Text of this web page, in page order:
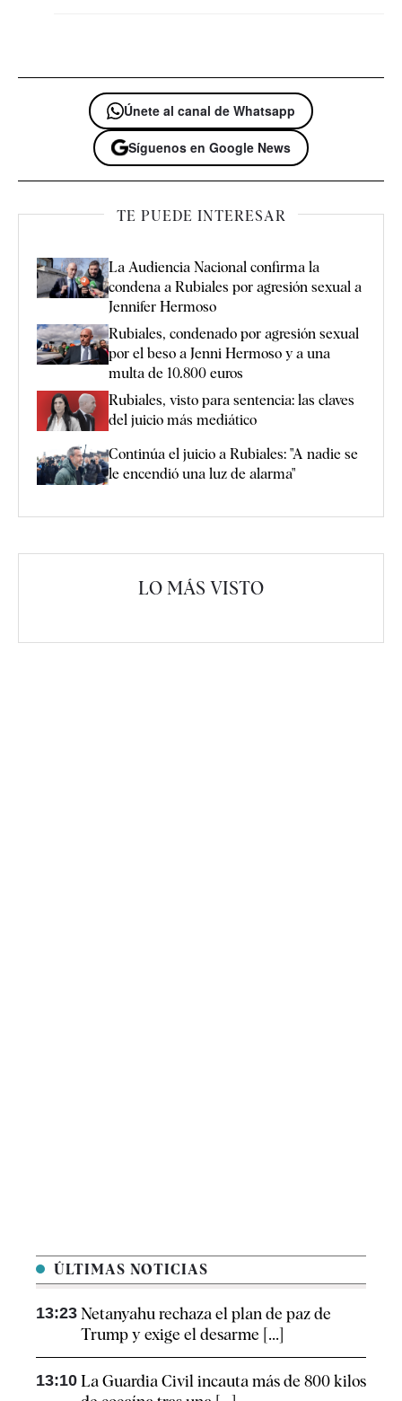
Únete al canal de Whatsapp
Síguenos en Google News
TE PUEDE INTERESAR
La Audiencia Nacional confirma la
condena a Rubiales por agresión sexual a
Jennifer Hermoso
Rubiales, condenado por agresión sexual
por el beso a Jenni Hermoso y a una
multa de 10.800 euros
Rubiales, visto para sentencia: las claves
del juicio más mediático
Continúa el juicio a Rubiales: "A nadie se
le encendió una luz de alarma"
LO MÁS VISTO
ÚLTIMAS NOTICIAS
13:23 Netanyahu rechaza el plan de paz de
Trump y exige el desarme [...]
13:10 La Guardia Civil incauta más de 800 kilos